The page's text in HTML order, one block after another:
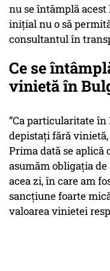
nu se întâmplă
inițial nu o să
consultantul în
Ce se
vinietă în
”Ca particularitate în
depistați fără
Prima dată se aplică
asumăm obligația
acea zi, în care am
sancțiune foarte
valoarea vinietei